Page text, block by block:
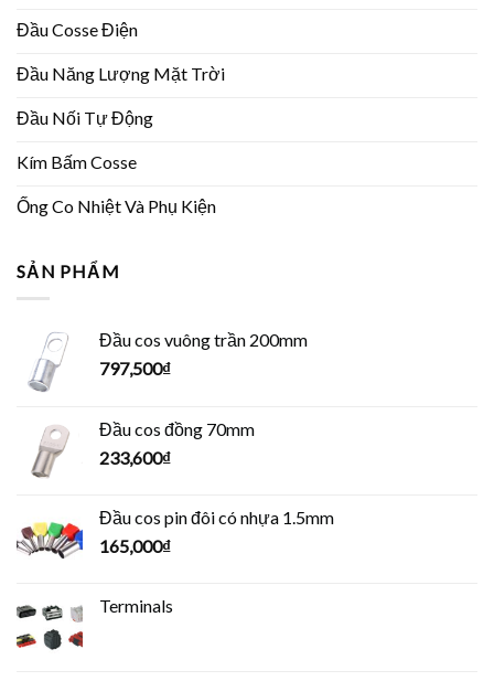
Đầu Cosse Điện
Đầu Năng Lượng Mặt Trời
Đầu Nối Tự Động
Kím Bấm Cosse
Ống Co Nhiệt Và Phụ Kiện
SẢN PHẨM
Đầu cos vuông trần 200mm
797,500₫
Đầu cos đồng 70mm
233,600₫
Đầu cos pin đôi có nhựa 1.5mm
165,000₫
Terminals